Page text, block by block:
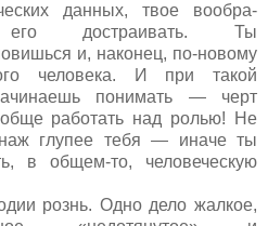
данных, твое вообра-
достраивать. Ты
и, наконец, по-новому
человека. И при такой
понимать — черт
работать над ролью! Не
глупее тебя — иначе ты
в общем-то, человеческую
рознь. Одно дело жалкое,